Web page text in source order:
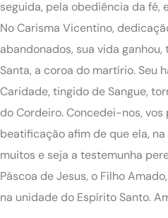
seguida, pela obediência da fé,
No Carisma Vicentino,
abandonados, sua vida
Santa, a coroa do martírio. Seu
Caridade, tingido de Sangue,
do Cordeiro. Concedei-nos, vos
beatificação afim de que ela,
muitos e seja a testemunha
Páscoa de Jesus, o Filho
na unidade do Espírito Santo.